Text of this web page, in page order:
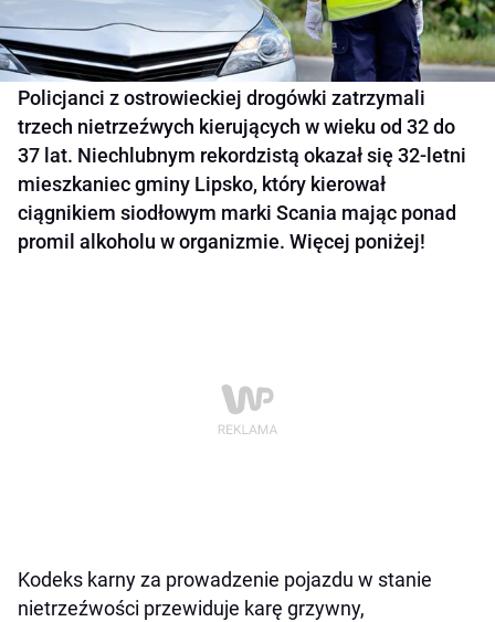
Policjanci z ostrowieckiej drogówki zatrzymali
trzech nietrzeźwych kierujących w wieku od 32 do
37 lat. Niechlubnym rekordzistą okazał się 32-letni
mieszkaniec gminy Lipsko, który kierował
ciągnikiem siodłowym marki Scania mając ponad
promil alkoholu w organizmie. Więcej poniżej!
Kodeks karny za prowadzenie pojazdu w stanie
nietrzeźwości przewiduje karę grzywny,